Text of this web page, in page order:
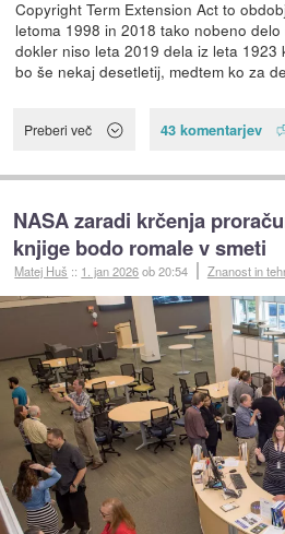
Copyright Term Extension Act to
letoma 1998 in 2018 tako nobeno
dokler niso leta 2019 dela iz leta 1923
bo še nekaj desetletij, medtem ko za
Preberi več 43 komentarjev
NASA zaradi krčenja
knjige bodo romale v smeti
Matej Huš :: 1. jan 2026ob 20:54 Znanost in